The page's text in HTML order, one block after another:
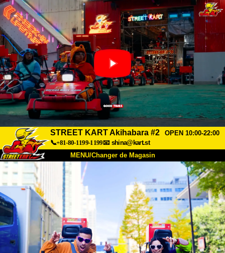
STREET KART Akihabara #2
OPEN 10:00-22:00
📞+81-80-1199-1199📧 shina@kart.st
MENU/Changer de Magasin
À Propos Caractéristiques Tarifs
Accès FAQ
Entreprise Réservation
Changer de Magasin